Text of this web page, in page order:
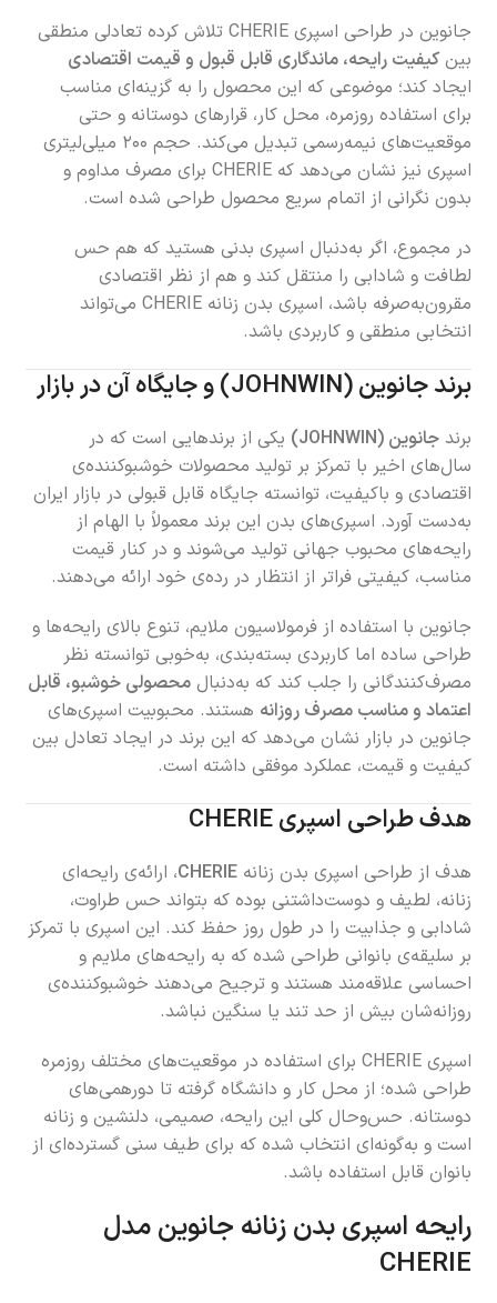
جانوین در طراحی اسپری CHERIE تلاش کرده تعادلی منطقی
بینکیفیت رایحه، ماندگاری قابل قبول و قیمت اقتصادی
ایجاد کند؛ موضوعی که این محصول را به گزینه‌ای مناسب
برای استفاده روزمره، محل کار، قرارهای دوستانه و حتی
موقعیت‌های نیمه‌رسمی تبدیل می‌کند. حجم ۲۰۰ میلی‌لیتری
اسپری نیز نشان می‌دهد که CHERIE برای مصرف مداوم و
بدون نگرانی از اتمام سریع محصول طراحی شده است.
در مجموع، اگر به‌دنبال اسپری بدنی هستید که هم حس
لطافت و شادابی را منتقل کند و هم از نظر اقتصادی
مقرون‌به‌صرفه باشد، اسپری بدن زنانه CHERIE می‌تواند
انتخابی منطقی و کاربردی باشد.
برند جانوین (JOHNWIN) و جایگاه آن در بازار
برندجانوین (JOHNWIN)
یکی از برندهایی است که در
سال‌های اخیر با تمرکز بر تولید محصولات خوشبوکننده‌ی
اقتصادی و باکیفیت، توانسته جایگاه قابل قبولی در بازار ایران
به‌دست آورد. اسپری‌های بدن این برند معمولاً با الهام از
رایحه‌های محبوب جهانی تولید می‌شوند و در کنار قیمت
مناسب، کیفیتی فراتر از انتظار در رده‌ی خود ارائه می‌دهند.
جانوین با استفاده از فرمولاسیون ملایم، تنوع بالای رایحه‌ها و
طراحی ساده اما کاربردی بسته‌بندی، به‌خوبی توانسته نظر
مصرف‌کنندگانی را جلب کند که به‌دنبالمحصولی خوشبو، قابل
اعتماد و مناسب مصرف روزانه هستند. محبوبیت اسپری‌های
جانوین در بازار نشان می‌دهد که این برند در ایجاد تعادل بین
کیفیت و قیمت، عملکرد موفقی داشته است.
هدف طراحی اسپری CHERIE
هدف از طراحی اسپری بدن زنانهCHERIE، ارائه‌ی رایحه‌ای
زنانه، لطیف و دوست‌داشتنی بوده که بتواند حس طراوت،
شادابی و جذابیت را در طول روز حفظ کند. این اسپری با تمرکز
بر سلیقه‌ی بانوانی طراحی شده که به رایحه‌های ملایم و
احساسی علاقه‌مند هستند و ترجیح می‌دهند خوشبوکننده‌ی
روزانه‌شان بیش از حد تند یا سنگین نباشد.
اسپری CHERIE برای استفاده در موقعیت‌های مختلف روزمره
طراحی شده؛ از محل کار و دانشگاه گرفته تا دورهمی‌های
دوستانه. حس‌وحال کلی این رایحه، صمیمی، دلنشین و زنانه
است و به‌گونه‌ای انتخاب شده که برای طیف سنی گسترده‌ای از
بانوان قابل استفاده باشد.
رایحه اسپری بدن زنانه جانوین مدل
CHERIE